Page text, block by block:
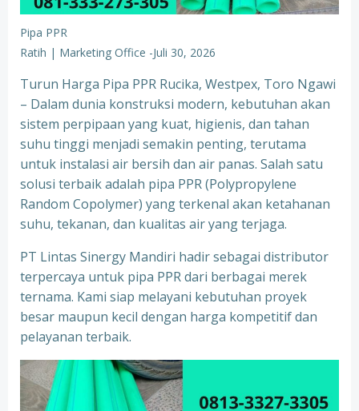
Pipa PPR
Ratih | Marketing Office -Juli 30, 2026
Turun Harga Pipa PPR Rucika, Westpex, Toro Ngawi
– Dalam dunia konstruksi modern, kebutuhan akan
sistem perpipaan yang kuat, higienis, dan tahan
suhu tinggi menjadi semakin penting, terutama
untuk instalasi air bersih dan air panas. Salah satu
solusi terbaik adalah pipa PPR (Polypropylene
Random Copolymer) yang terkenal akan ketahanan
suhu, tekanan, dan kualitas air yang terjaga.
PT Lintas Sinergy Mandiri hadir sebagai distributor
terpercaya untuk pipa PPR dari berbagai merek
ternama. Kami siap melayani kebutuhan proyek
besar maupun kecil dengan harga kompetitif dan
pelayanan terbaik.